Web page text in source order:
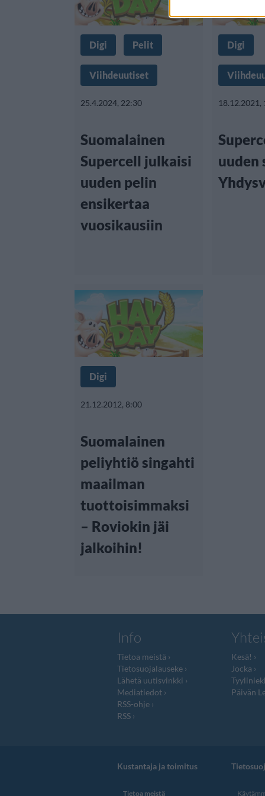
Digi Pelit
Viihdeuutiset
25.4.2024, 22:30
Suomalainen
Supercell julkaisi
uuden pelin
ensikertaa
vuosikausiin
Digi
18.12.2021,
uuden
Digi
21.12.2012, 8:00
Suomalainen
peliyhtiö singahti
maailman
tuottoisimmaksi
– Roviokin jäi
jalkoihin!
Info
Tietoa meistä
Tietosuojalauseke
Lähetä uutisvinkki
Mediatiedot
RSS-ohje
RSS
Kesä!
Jocka
Päivän
Kustantaja ja toimitus
Tietoa meistä